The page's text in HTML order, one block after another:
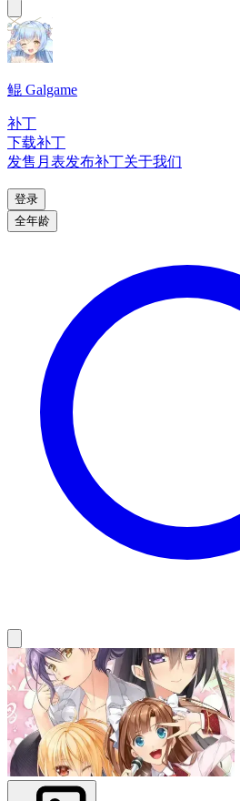
鲲 Galgame
补丁
下载补丁
发售月表发布补丁关于我们
登录
全年龄